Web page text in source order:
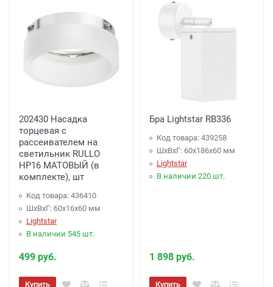
202430 Насадка
торцевая с
рассеивателем на
светильник RULLO
HP16 МАТОВЫЙ (в
комплекте), шт
Код товара: 436410
ШхВхГ: 60x16x60 мм
Lightstar
В наличии 545 шт.
499 руб.
Купить
Бра Lightstar RB336
Код товара: 439258
ШхВхГ: 60x186x60 мм
Lightstar
В наличии 220 шт.
1 898 руб.
Купить